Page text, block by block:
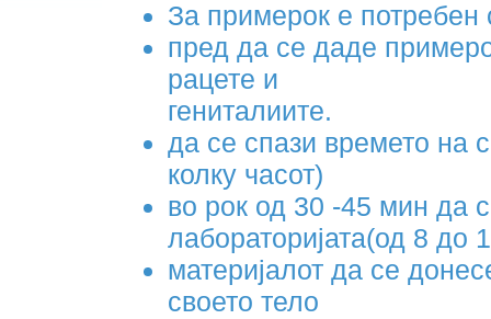
За примерок е потребен
пред да се даде
рацете и
гениталиите.
да се спази времето на
колку часот)
во рок од 30 -45 мин да
лабораторијата(од 8 до
материјалот да се
своето тело